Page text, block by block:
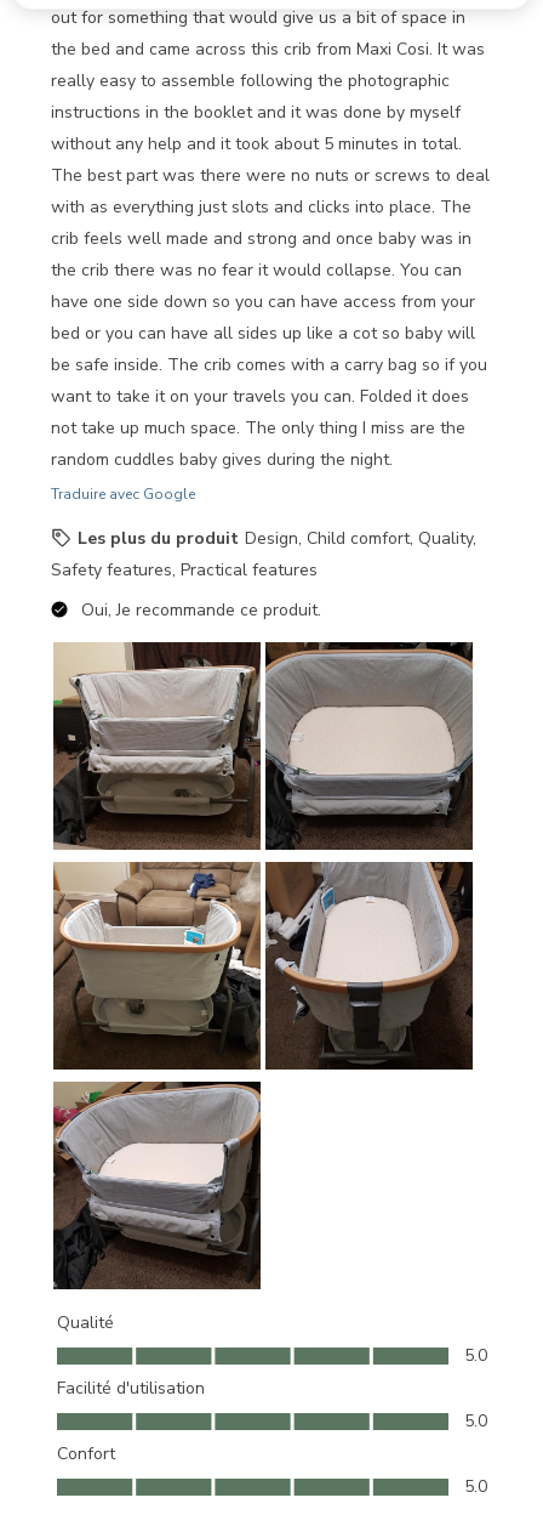
out for something that would give us a bit of space in
the bed and came across this crib from Maxi Cosi. It was
really easy to assemble following the photographic
instructions in the booklet and it was done by myself
without any help and it took about 5 minutes in total.
The best part was there were no nuts or screws to deal
with as everything just slots and clicks into place. The
crib feels well made and strong and once baby was in
the crib there was no fear it would collapse. You can
have one side down so you can have access from your
bed or you can have all sides up like a cot so baby will
be safe inside. The crib comes with a carry bag so if you
want to take it on your travels you can. Folded it does
not take up much space. The only thing I miss are the
random cuddles baby gives during the night.
Traduire avec Google
Les plus du produit Design, Child comfort, Quality,
Safety features, Practical features
Oui, Je recommande ce produit.
Qualité
Qualité, 5.0 sur 5
5.0
Facilité d'utilisation
Facilité d'utilisation, 5.0 sur 5
5.0
Confort
Confort, 5.0 sur 5
5.0